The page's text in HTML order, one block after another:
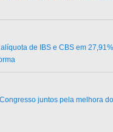
de IBS e CBS em
juntos pela melhora